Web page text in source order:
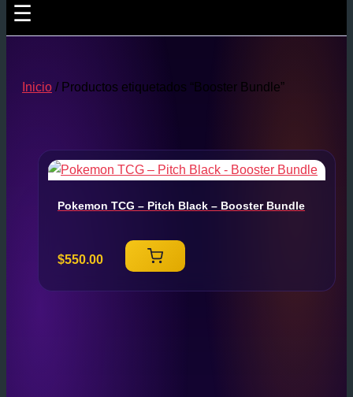
☰
Inicio / Productos etiquetados “Booster Bundle”
Pokemon TCG – Pitch Black – Booster Bundle
$550.00